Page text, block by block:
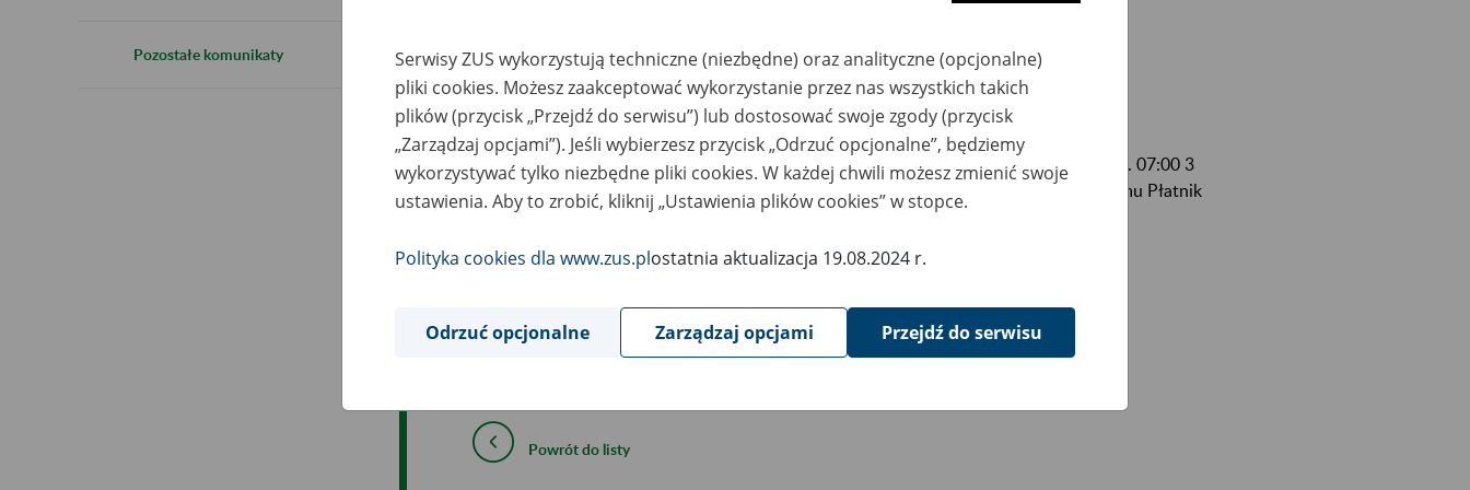
Pozostałe komunikaty 2
April
2020
Z przyczyn niezależnych od Zakładu od godz. 23:00 2 kwietnia 2020 (czwartek) do godz. 07:00 3
kwietnia 2020 (piątek) mogą nastąpić czasowe utrudnienia w dostępie do usług programu Płatnik
pod adresem
https://www.ewd2.wroclaw.zus.pl/
https://www.ewd2.warszawa.zus.pl/
Przepraszamy za powstałe utrudnienia.
Powrót do listy
Serwisy ZUS wykorzystują techniczne (niezbędne) oraz analityczne (opcjonalne)
pliki cookies. Możesz zaakceptować wykorzystanie przez nas wszystkich takich
plików (przycisk „Przejdź do serwisu”) lub dostosować swoje zgody (przycisk
„Zarządzaj opcjami”). Jeśli wybierzesz przycisk „Odrzuć opcjonalne”, będziemy
wykorzystywać tylko niezbędne pliki cookies. W każdej chwili możesz zmienić swoje
ustawienia. Aby to zrobić, kliknij „Ustawienia plików cookies” w stopce.
Polityka cookies dla www.zus.plostatnia aktualizacja 19.08.2024 r.
Odrzuć opcjonalne Zarządzaj opcjami Przejdź do serwisu